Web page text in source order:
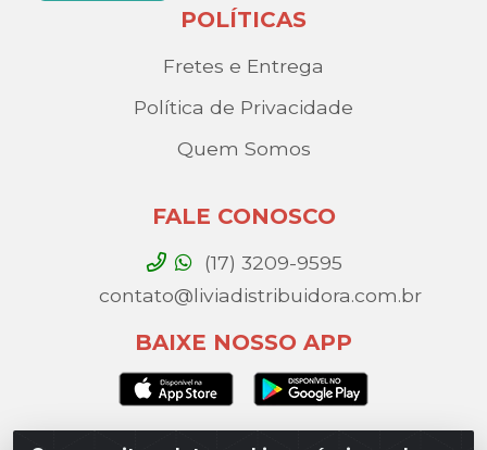
POLÍTICAS
Fretes e Entrega
Política de Privacidade
Quem Somos
FALE CONOSCO
(17) 3209-9595
contato@liviadistribuidora.com.br
BAIXE NOSSO APP